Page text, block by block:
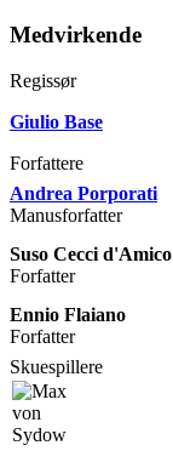
Medvirkende
Regissør
Giulio Base
Forfattere
Andrea Porporati
Manusforfatter
Suso Cecci d'Amico
Forfatter
Ennio Flaiano
Forfatter
Skuespillere